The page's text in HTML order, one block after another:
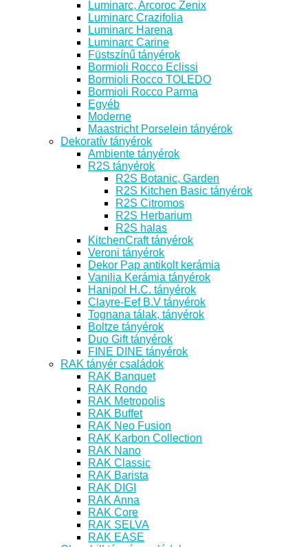
Luminarc, Arcoroc Zenix
Luminarc Crazifolia
Luminarc Harena
Luminarc Carine
Füstszínű tányérok
Bormioli Rocco Eclissi
Bormioli Rocco TOLEDO
Bormioli Rocco Parma
Egyéb
Moderne
Maastricht Porselein tányérok
Dekoratív tányérok
Ambiente tányérok
R2S tányérok
R2S Botanic, Garden
R2S Kitchen Basic tányérok
R2S Citromos
R2S Herbarium
R2S halas
KitchenCraft tányérok
Veroni tányérok
Dekor Pap antikolt kerámia
Vanilia Kerámia tányérok
Hanipol H.C. tányérok
Clayre-Eef B.V tányérok
Tognana tálak, tányérok
Boltze tányérok
Duo Gift tányérok
FINE DINE tányérok
RAK tányér családok
RAK Banquet
RAK Rondo
RAK Metropolis
RAK Buffet
RAK Neo Fusion
RAK Karbon Collection
RAK Nano
RAK Classic
RAK Barista
RAK DIGI
RAK Anna
RAK Core
RAK SELVA
RAK EASE